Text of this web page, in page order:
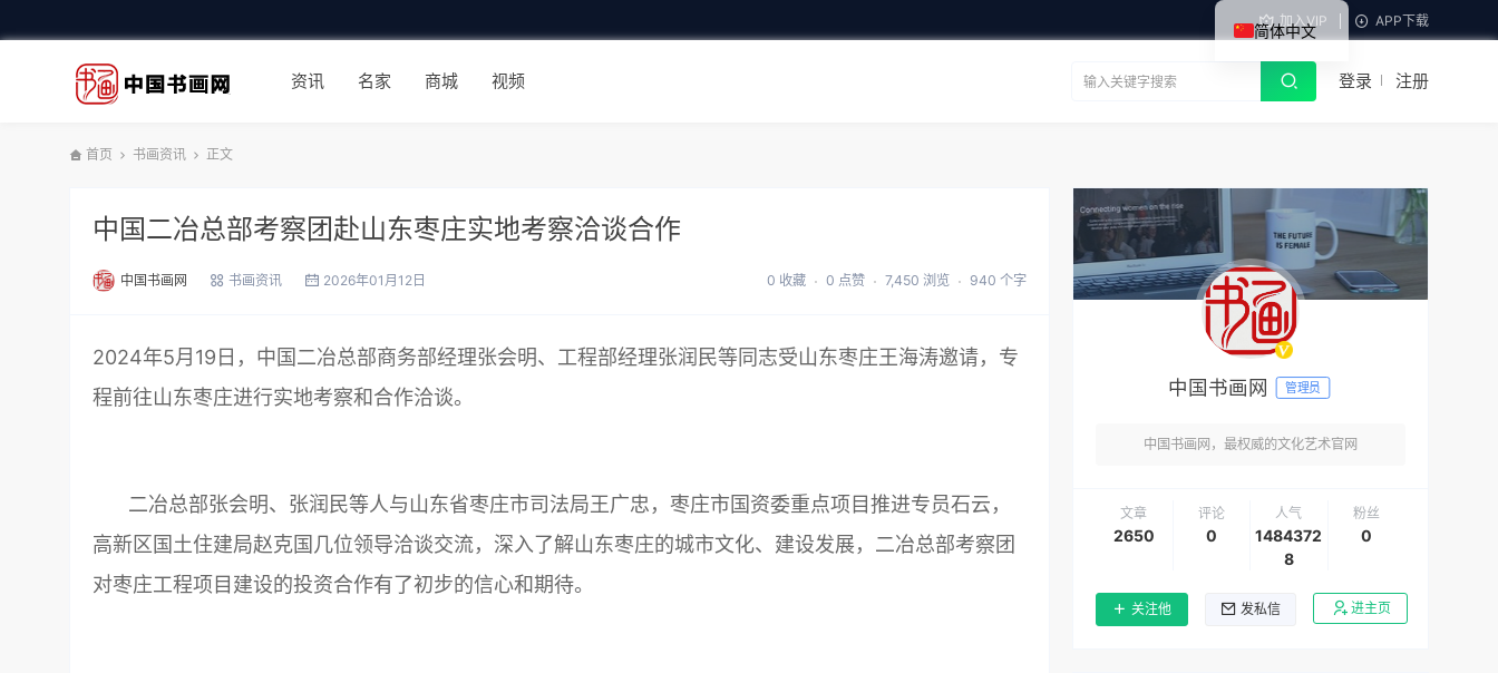
加入VIP APP下载
资讯 名家 商城 视频 登录 注册
首页 书画资讯 正文
中国二冶总部考察团赴山东枣庄实地考察洽谈合作
中国书画网 书画资讯 2026年01月12日 0 收藏 0 点赞 7,450 浏览 940 个字
2024年5月19日，中国二冶总部商务部经理张会明、工程部经理张润民等同志受山东枣庄王海涛邀请，专
程前往山东枣庄进行实地考察和合作洽谈。
二冶总部张会明、张润民等人与山东省枣庄市司法局王广忠，枣庄市国资委重点项目推进专员石云，
高新区国土住建局赵克国几位领导洽谈交流，深入了解山东枣庄的城市文化、建设发展，二冶总部考察团
对枣庄工程项目建设的投资合作有了初步的信心和期待。
中国书画网 管理员
中国书画网，最权威的文化艺术官网
文章
2650
评论
0
人气
1484372
8
粉丝
0
关注他 发私信 进主页
简体中文